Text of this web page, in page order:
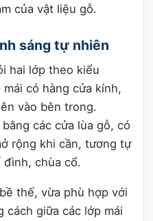
của vật liệu gỗ.
sáng tự nhiên
hai lớp theo kiểu
có hàng cửa kính,
vào bên trong.
các cửa lùa gỗ, có
rộng khi cần, tương tự
đình, chùa cổ.
thế, vừa phù hợp với
cách giữa các lớp mái